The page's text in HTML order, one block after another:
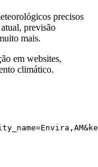
precisos
previsão
mais.
em websites,
climático.
=Envira,AM&